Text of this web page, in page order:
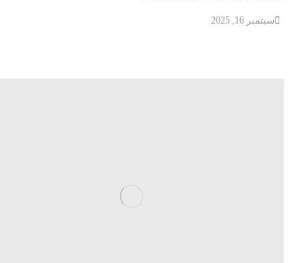
سبتمبر 16, 2025